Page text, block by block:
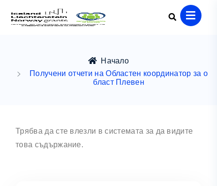
Начало
Получени отчети на Областен координатор за о
бласт Плевен
Трябва да сте влезли в системата за да видите
това съдържание.